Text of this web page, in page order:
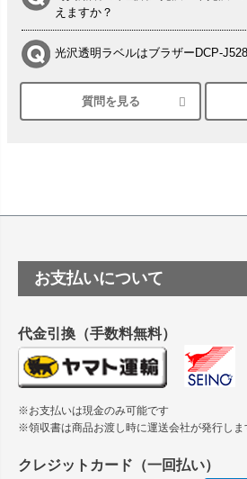
えますか？
光沢透明ラベルはブラザーDCP-
シルバーペーパーにEPSON EP-
は？
塩ビのロール紙で離型紙が透明の商
つや消し半透明ラベルのロールタイ
縦420mm×横650mmの包装紙に適し
質問を見る
お支払いについて
代金引換（手数料無料）
※お支払いは現金のみ可能です
※領収書は商品お渡し時に運送会社が発行しま
クレジットカード（一回払い）